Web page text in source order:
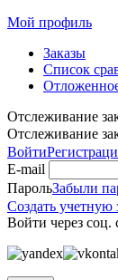
Мой профиль
Заказы
Список
Отслеживание
Отслеживание
Войти
E-mail
ПарольЗабыли
Создать учетную
Войти через соц.